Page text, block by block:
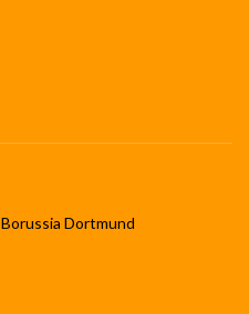
Borussia Dortmund